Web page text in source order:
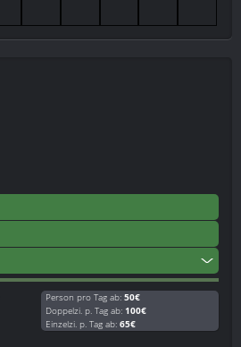
Person pro Tag ab: 50€
Doppelzi. p. Tag ab: 100€
Einzelzi. p. Tag ab: 65€